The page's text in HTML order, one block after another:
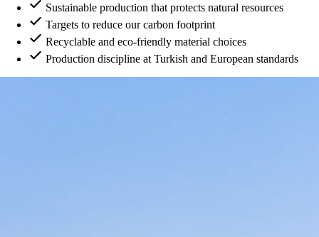
şekilde özenle yapıyor. Teslimden sonra da sürekli arayıp işinin
arkasında duruyorlar. Memnun kaldığım nadir firmalardan biri,
ellerine sağlık.
Sustainable production that protects natural resources
Targets to reduce our carbon footprint
Recyclable and eco-friendly material choices
Production discipline at Turkish and European standards